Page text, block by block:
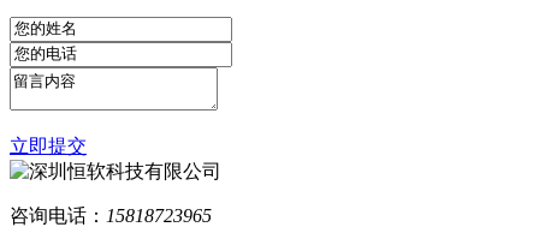
立即提交
咨询电话： 15818723965